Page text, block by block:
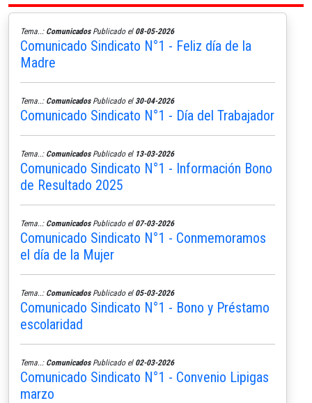
Tema..: ComunicadosPublicado el 08-05-2026
Comunicado Sindicato N°1 - Feliz día de la
Madre
Tema..: ComunicadosPublicado el 30-04-2026
Comunicado Sindicato N°1 - Día del Trabajador
Tema..: ComunicadosPublicado el 13-03-2026
Comunicado Sindicato N°1 - Información Bono
de Resultado 2025
Tema..: ComunicadosPublicado el 07-03-2026
Comunicado Sindicato N°1 - Conmemoramos
el día de la Mujer
Tema..: ComunicadosPublicado el 05-03-2026
Comunicado Sindicato N°1 - Bono y Préstamo
escolaridad
Tema..: ComunicadosPublicado el 02-03-2026
Comunicado Sindicato N°1 - Convenio Lipigas
marzo